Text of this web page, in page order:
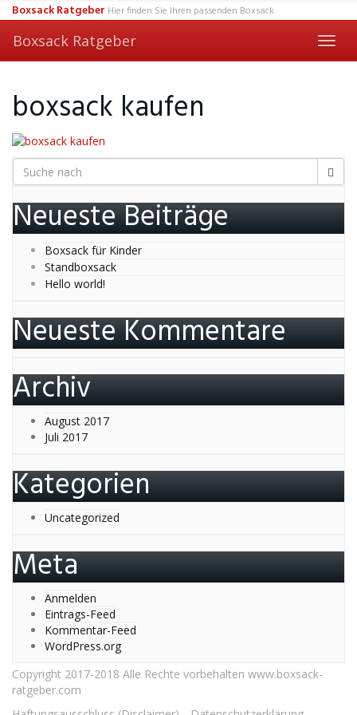
Skip
to
main
Boxsack Ratgeber Hier finden Sie Ihren passenden Boxsack
Boxsack Ratgeber
boxsack kaufen
Neueste Beiträge
Boxsack für Kinder
Standboxsack
Hello world!
Neueste Kommentare
Archiv
August 2017
Juli 2017
Kategorien
Uncategorized
Meta
Anmelden
Eintrags-Feed
Kommentar-Feed
WordPress.org
Copyright 2017-2018 Alle Rechte vorbehalten www.boxsack-
ratgeber.com